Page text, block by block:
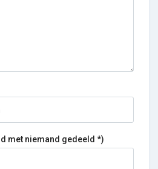
met niemand gedeeld *)